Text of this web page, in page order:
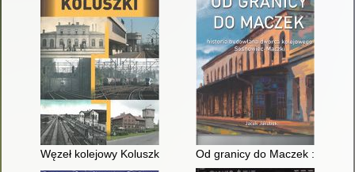
Węzeł kolejowy Koluszki Od granicy do Maczek :